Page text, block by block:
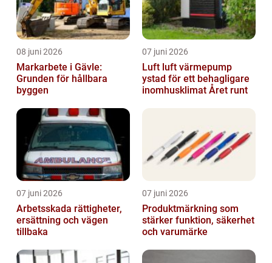
08 juni 2026
Markarbete i Gävle:
Grunden för hållbara
byggen
07 juni 2026
Luft luft värmepump
ystad för ett behagligare
inomhusklimat Året runt
07 juni 2026
Arbetsskada rättigheter,
ersättning och vägen
tillbaka
07 juni 2026
Produktmärkning som
stärker funktion, säkerhet
och varumärke